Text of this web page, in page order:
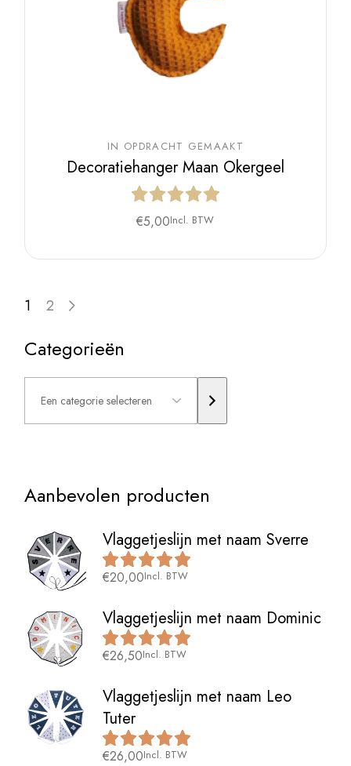
IN OPDRACHT GEMAAKT
Decoratiehanger Maan Okergeel
€5,00Incl. BTW
1 2
Categorieën
Een
categorie
selecteren
Aanbevolen producten
Vlaggetjeslijn met naam Sverre
€20,00Incl. BTW
Vlaggetjeslijn met naam Dominic
€26,50Incl. BTW
Vlaggetjeslijn met naam Leo
Tuter
€26,00Incl. BTW